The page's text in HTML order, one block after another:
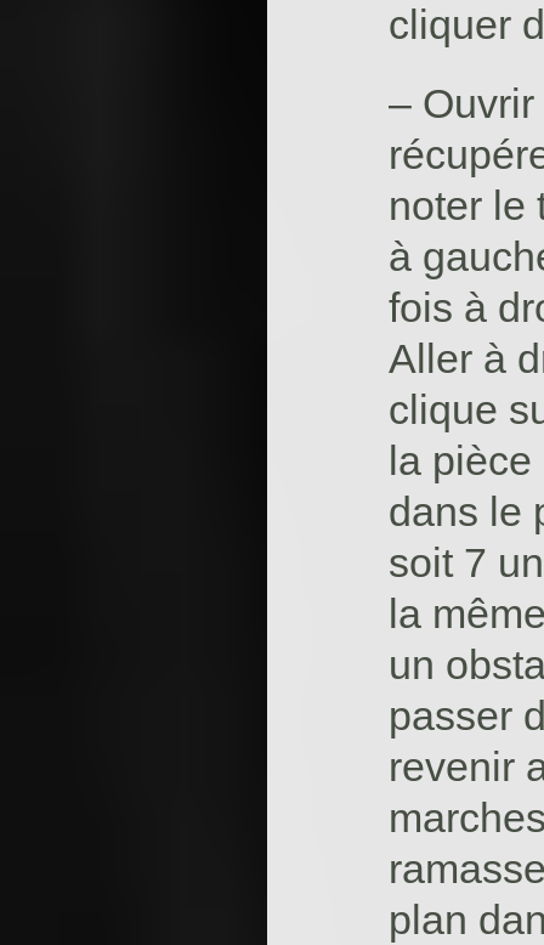
cliquer
– Ouvrir
noter le
à
fois à
Aller à
clique
la
dans le
soit 7
la
un
passer
revenir
plan